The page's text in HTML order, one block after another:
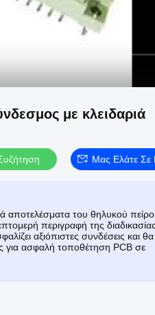
με κλειδαριά
Μας Ελάτε
αποτελέσματα του θηλυκού
περιγραφή της διαδικασίας
αξιόπιστες συνδέσεις και θα
για ασφαλή τοποθέτηση PCB σε